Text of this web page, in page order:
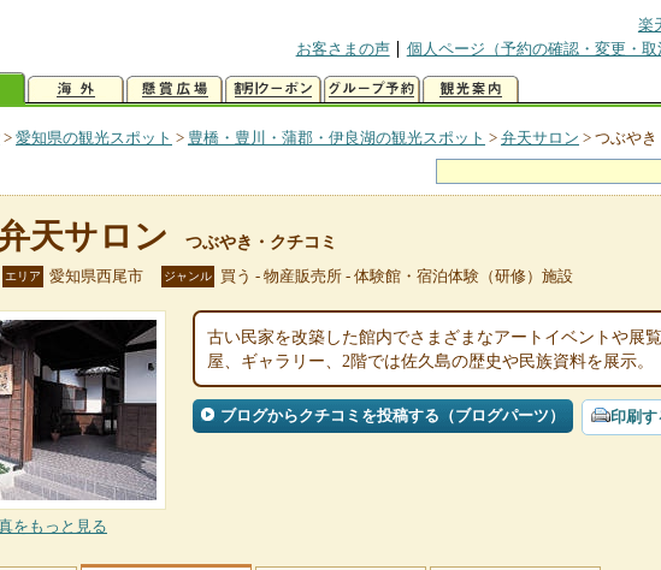
楽
お客さまの声
個人ページ（予約の確認・変更・取
> 愛知県の観光スポット > 豊橋・豊川・蒲郡・伊良湖の観光スポット > 弁天サロン > つぶやき
天サロン つぶやき・クチコミ
エリア 愛知県西尾市 ジャンル 買う - 物産販売所 - 体験館・宿泊体験（研修）施設
をもっと見る
古い民家を改築した館内でさまざまなアートイベントや展
屋、ギャラリー、2階では佐久島の歴史や民族資料を展示。
ブログからクチコミを投稿する（ブログパーツ） 印刷す